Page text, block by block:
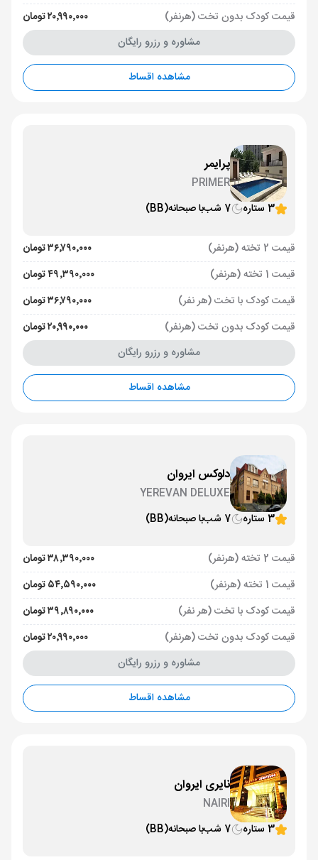
قیمت کودک بدون تخت (هرنفر)
۲۰٬۹۹۰٬۰۰۰ تومان
مشاوره و رزرو رایگان
مشاهده اقساط
پرایمر
PRIMER
3 ستاره
7 شب با صبحانه(BB)
قیمت 2 تخته (هرنفر)
۳۶٬۷۹۰٬۰۰۰ تومان
قیمت 1 تخته (هرنفر)
۴۹٬۳۹۰٬۰۰۰ تومان
قیمت کودک با تخت (هر نفر)
۳۶٬۷۹۰٬۰۰۰ تومان
قیمت کودک بدون تخت (هرنفر)
۲۰٬۹۹۰٬۰۰۰ تومان
مشاوره و رزرو رایگان
مشاهده اقساط
دلوکس ایروان
YEREVAN DELUXE
3 ستاره
7 شب با صبحانه(BB)
قیمت 2 تخته (هرنفر)
۳۸٬۳۹۰٬۰۰۰ تومان
قیمت 1 تخته (هرنفر)
۵۴٬۵۹۰٬۰۰۰ تومان
قیمت کودک با تخت (هر نفر)
۳۹٬۸۹۰٬۰۰۰ تومان
قیمت کودک بدون تخت (هرنفر)
۲۰٬۹۹۰٬۰۰۰ تومان
مشاوره و رزرو رایگان
مشاهده اقساط
نایری ایروان
NAIRI
3 ستاره
7 شب با صبحانه(BB)